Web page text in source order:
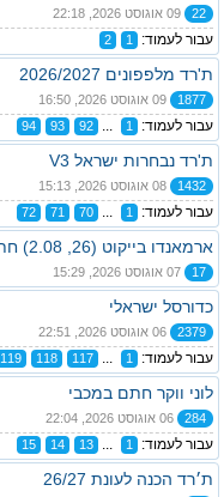
22
עבור לעמוד: 1
2
ת'רד מלפפונים 2026/2027
1877
עבור לעמוד: 1
...
92
93
94
ת'רד נבחרות ישראל V3
1432
עבור לעמוד: 1
...
70
71
72
ארמאנדו בייקוט (26, 2.08) חתם במכבי תל אביב
17
כדורסל ישראלי
2379
עבור לעמוד: 1
...
117
118
119
לוני ווקר חתם במכבי
284
עבור לעמוד: 1
...
13
14
15
ת׳רד הכנה לעונת 26/27